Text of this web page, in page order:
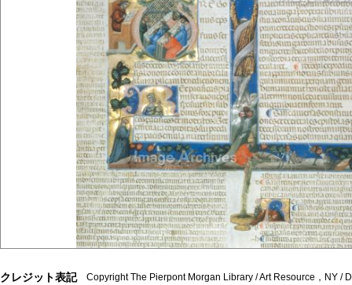
クレジット表記 Copyright The Pierpont Morgan Library / Art Resource，NY /